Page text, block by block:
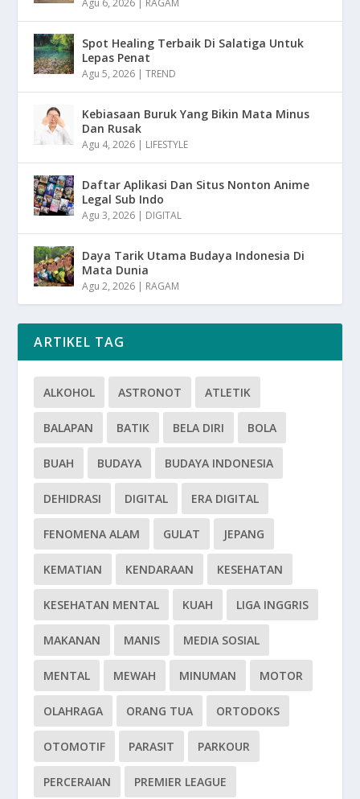
Agu 6, 2026 | RAGAM
Spot Healing Terbaik Di Salatiga Untuk
Lepas Penat
Agu 5, 2026 |TREND
Kebiasaan Buruk Yang Bikin Mata Minus
Dan Rusak
Agu 4, 2026 | LIFESTYLE
Daftar Aplikasi Dan Situs Nonton Anime
Legal Sub Indo
Agu 3, 2026 | DIGITAL
Daya Tarik Utama Budaya Indonesia Di
Mata Dunia
Agu 2, 2026 | RAGAM
ARTIKEL TAG
ALKOHOL ASTRONOT ATLETIK
BALAPAN BATIK BELA DIRI BOLA
BUAH BUDAYA BUDAYA INDONESIA
DEHIDRASI DIGITAL ERA DIGITAL
FENOMENA ALAM GULAT JEPANG
KEMATIAN KENDARAAN KESEHATAN
KESEHATAN MENTAL KUAH LIGA INGGRIS
MAKANAN MANIS MEDIA SOSIAL
MENTAL MEWAH MINUMAN MOTOR
OLAHRAGA ORANG TUA ORTODOKS
OTOMOTIF PARASIT PARKOUR
PERCERAIAN PREMIER LEAGUE